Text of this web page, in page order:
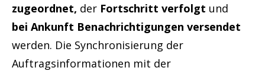
zugeordnet, der Fortschritt verfolgt und
bei Ankunft Benachrichtigungen versendet
werden. Die Synchronisierung der
Auftragsinformationen mit der